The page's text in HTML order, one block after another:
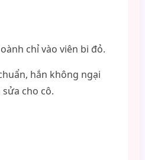
chỉ vào viên bi đỏ.
hắn không ngại
cho cô.